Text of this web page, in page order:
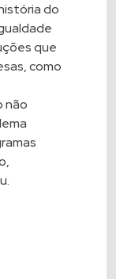
do
que
como
não